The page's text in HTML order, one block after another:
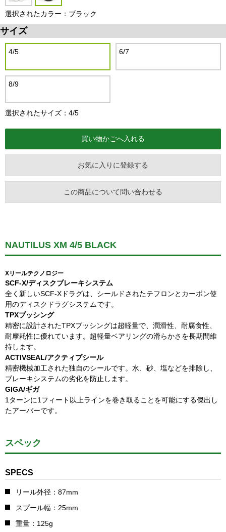
選択されたカラー：ブラック
サイズ
4/5 6/7
8/9
選択されたサイズ：4/5
お気に入りに登録する
この商品について問い合わせる
NAUTILUS XM 4/5 BLACK
Xリールテクノロジー
SCF-X/ディスクブレーキシステム
全く新しいSCF-Xドラグは、シールドされたテフロンとカーボン使
用のディスクドラグシステムです。
TPXブッシング
精密に設計されたTPXブッシングは超軽量で、潤滑性、耐腐食性、
耐摩耗性に優れています。超軽量ベアリングの滑らかさを長期間維
持します。
ACTIVSEAL/アクティブシール
精密機械加工された独自のシールです。水、砂、塩などを排除し、
ブレーキシステムの劣化を防止します。
GIGA/ギガ
1ターンに1フィート以上ラインを巻き取ることを可能にする傑出し
たアーバーです。
スペック
SPECS
リール外径：87mm
スプール幅：25mm
重量：125g